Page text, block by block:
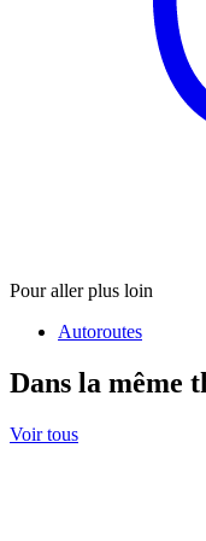
Pour aller plus loin
Autoroutes
Dans la même
Voir tous